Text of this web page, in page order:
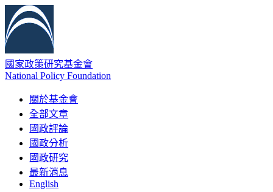
國家政策研究基金會
National Policy Foundation
關於基金會
全部文章
國政評論
國政分析
國政研究
最新消息
English